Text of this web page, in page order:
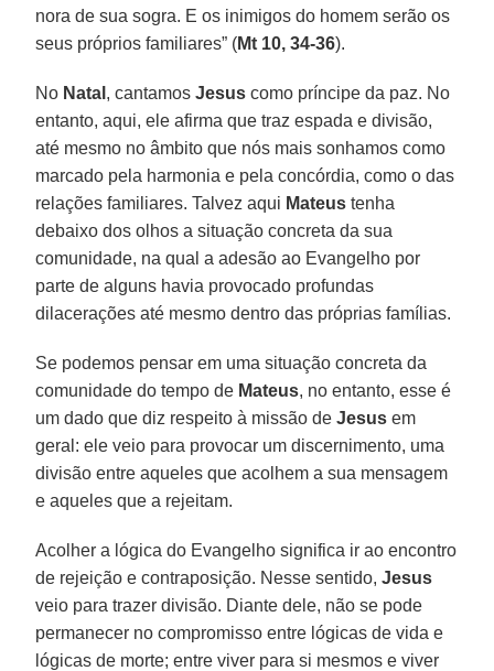
nora de sua sogra. E os inimigos do homem serão os
seus próprios familiares” (Mt 10, 34-36).
No Natal , cantamosJesus como príncipe da paz. No
entanto, aqui, ele afirma que traz espada e divisão,
até mesmo no âmbito que nós mais sonhamos como
marcado pela harmonia e pela concórdia, como o das
relações familiares. Talvez aqui Mateus tenha
debaixo dos olhos a situação concreta da sua
comunidade, na qual a adesão ao Evangelho por
parte de alguns havia provocado profundas
dilacerações até mesmo dentro das próprias famílias.
Se podemos pensar em uma situação concreta da
comunidade do tempo de Mateus, no entanto, esse é
um dado que diz respeito à missão deJesus em
geral: ele veio para provocar um discernimento, uma
divisão entre aqueles que acolhem a sua mensagem
e aqueles que a rejeitam.
Acolher a lógica do Evangelho significa ir ao encontro
de rejeição e contraposição. Nesse sentido,Jesus
veio para trazer divisão. Diante dele, não se pode
permanecer no compromisso entre lógicas de vida e
lógicas de morte; entre viver para si mesmos e viver